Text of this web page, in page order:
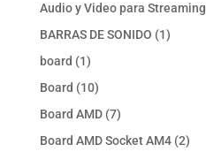
Audio y Video para Streaming
BARRAS DE SONIDO 11
board 11
producto
Board 1010
productos
Board AMD 77
productos
Board AMD Socket AM4 22